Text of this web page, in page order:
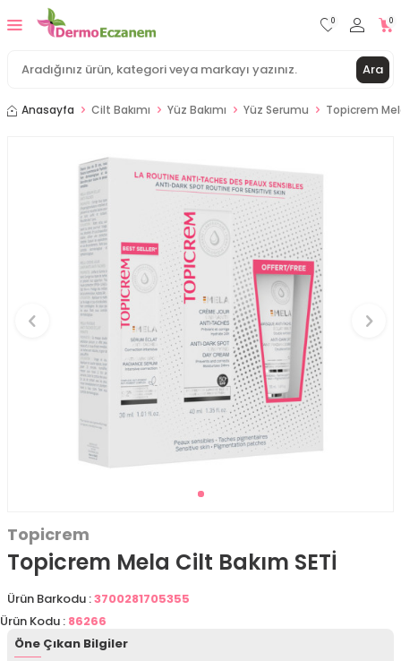
Ara
0 0
Anasayfa Cilt Bakımı Yüz Bakımı Yüz Serumu Topicrem
Topicrem
Topicrem Mela Cilt Bakım SETİ
Ürün Barkodu :3700281705355
Ürün Kodu : 86266
Öne Çıkan Bilgiler